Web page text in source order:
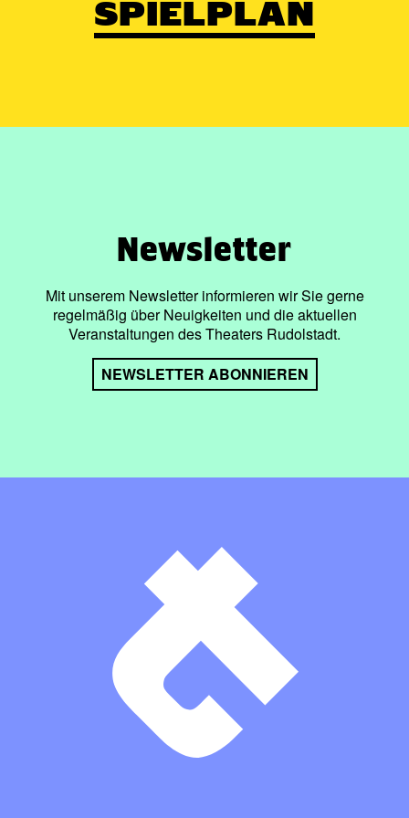
SPIELPLAN
Newsletter
Mit unserem Newsletter informieren wir Sie gerne
regelmäßig über Neuigkeiten und die aktuellen
Veranstaltungen des Theaters Rudolstadt.
NEWSLETTER ABONNIEREN